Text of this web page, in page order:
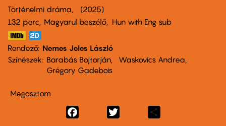
Történelmi dráma
2025
132 perc,
Magyarul beszélő Hun with Eng sub
Rendező Nemes Jeles László
Színészek
Barabás Bojtorján
Waskovics Andrea
Grégory Gadebois
Megosztom
Facebook